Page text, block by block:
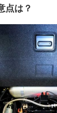
点は？